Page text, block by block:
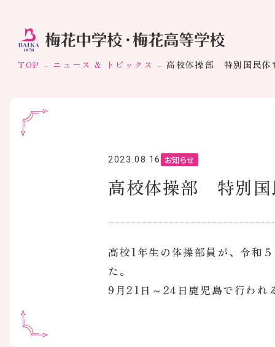
TOP ニュース & トピックス 高校体操部 特別国民体
2023.08.16 お知らせ
高校体操部 特別国
高校1年生の体操部員が、令和
た。
9月21日～24日鹿児島で行われ